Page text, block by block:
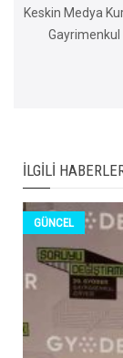
Keskin Medya
İLGILI
GÜNCEL